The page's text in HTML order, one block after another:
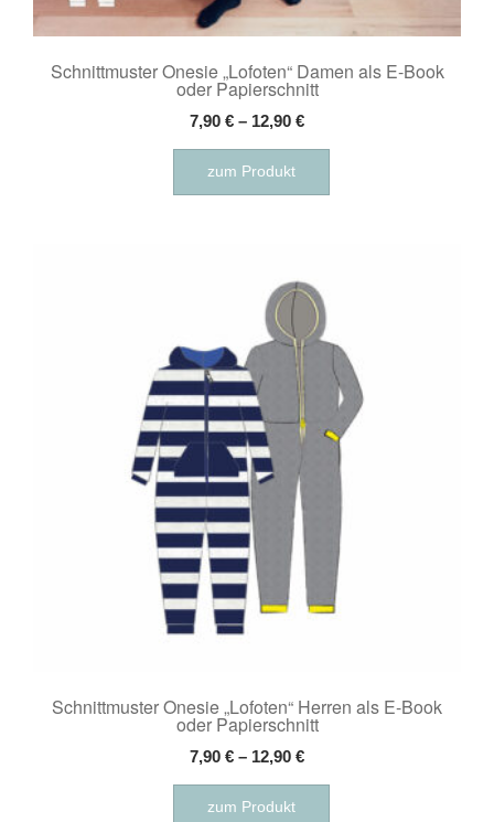
Schnittmuster Onesie „Lofoten“ Damen als E-Book
oder Papierschnitt
7,90 € – 12,90 €
zum Produkt
Dieses
weist
können
auf
der
Produktseite
gewählt
Schnittmuster Onesie „Lofoten“ Herren als E-Book
oder Papierschnitt
7,90 € – 12,90 €
zum Produkt
Dieses